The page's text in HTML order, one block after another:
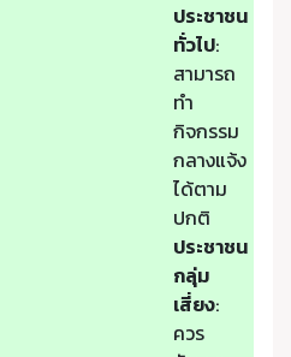
ประชาชน
ทั่วไป:
สามารถ
ทำ
กิจกรรม
กลางแจ้ง
ได้ตาม
ปกติ
ประชาชน
กลุ่ม
เสี่ยง:
ควร